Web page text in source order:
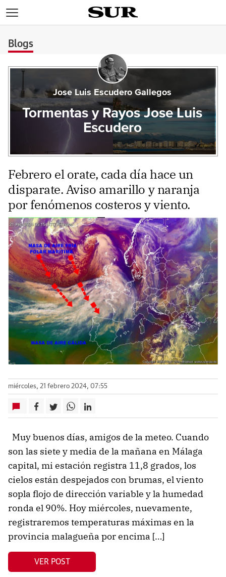
Blogs
Jose Luis Escudero Gallegos
Tormentas y Rayos Jose Luis
Escudero
Febrero el orate, cada día hace un
disparate. Aviso amarillo y naranja
por fenómenos costeros y viento.
miércoles, 21 febrero 2024, 07:55
Muy buenos días, amigos de la meteo. Cuando
son las siete y media de la mañana en Málaga
capital, mi estación registra 11,8 grados, los
cielos están despejados con brumas, el viento
sopla flojo de dirección variable y la humedad
ronda el 90%. Hoy miércoles, nuevamente,
registraremos temperaturas máximas en la
provincia malagueña por encima […]
VER POST